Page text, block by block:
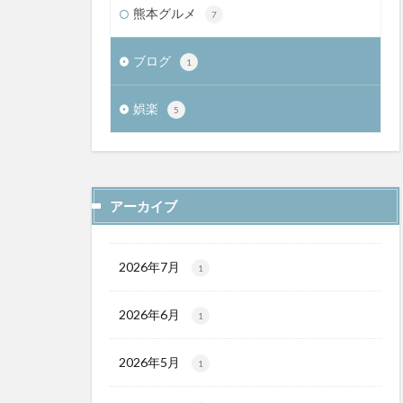
熊本グルメ 7
ブログ 1
娯楽 5
アーカイブ
2026年7月 1
2026年6月 1
2026年5月 1